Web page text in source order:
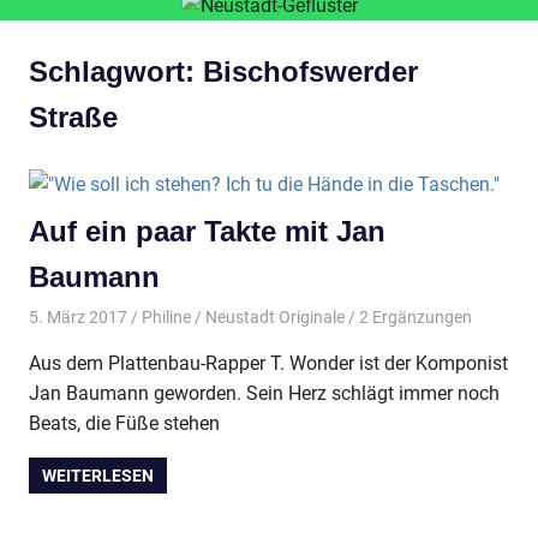
Schlagwort: Bischofswerder
Straße
Auf ein paar Takte mit Jan
Baumann
5. März 2017 Philine Neustadt Originale/ 2 Ergänzungen
Aus dem Plattenbau-Rapper T. Wonder ist der Komponist
Jan Baumann geworden. Sein Herz schlägt immer noch
Beats, die Füße stehen
WEITERLESEN